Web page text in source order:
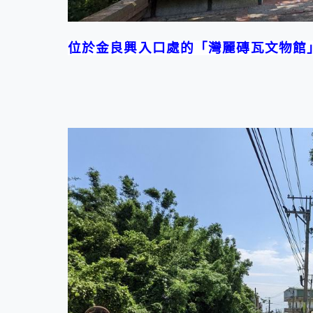
位於金良興入口處的「灣麗磚瓦文物館